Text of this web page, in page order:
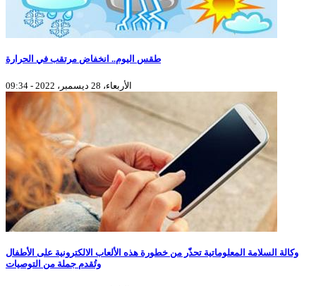
طقس اليوم.. انخفاض مرتقب في الحرارة
الأربعاء، 28 ديسمبر، 2022 - 09:34
وكالة السلامة المعلوماتية تحذّر من خطورة هذه الألعاب الالكترونية على الأطفال
وتُقدم جملة من التوصيات